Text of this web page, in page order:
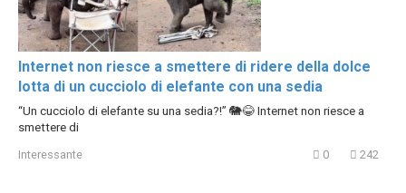
Internet non riesce a smettere di ridere della dolce
lotta di un cucciolo di elefante con una sedia
“Un cucciolo di elefante su una sedia?!” 🐘😂 Internet non riesce a
smettere di
Interessante 0 242